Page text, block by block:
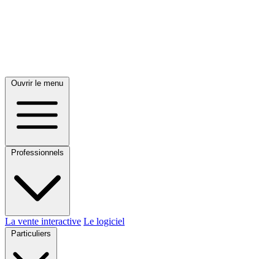
Ouvrir le menu
Professionnels
La vente interactive Le logiciel
Particuliers